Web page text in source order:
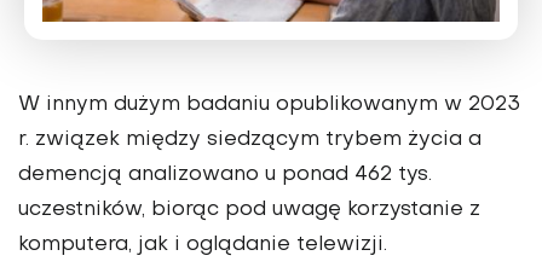
W innym dużym badaniu opubliko­wanym w 2023
r. związek między sie­dzącym trybem życia a
demencją anali­zowano u ponad 462 tys.
uczestników, biorąc pod uwagę korzystanie z
kom­putera, jak i oglądanie telewizji.